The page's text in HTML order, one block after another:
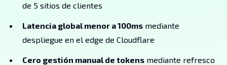
de 5 sitios de clientes
Latencia global menor a 100ms mediante
despliegue en el edge de Cloudflare
Cero gestión manual de tokens mediante refresco